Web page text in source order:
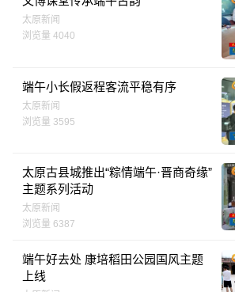
太原新闻
浏览量 4040
端午小长假返程客流平稳有序
太原新闻
浏览量 3595
太原古县城推出“粽情端午·晋商奇缘”
主题系列活动
太原新闻
浏览量 6387
端午好去处 康培稻田公园国风主题
上线